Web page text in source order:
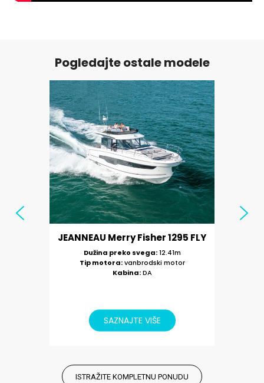
Pogledajte ostale modele
ISTRAŽITE KOMPLETNU PONUDU